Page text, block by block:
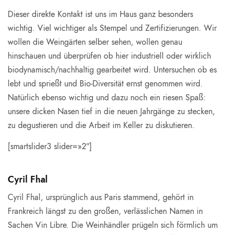
Dieser direkte Kontakt ist uns im Haus ganz besonders
wichtig. Viel wichtiger als Stempel und Zertifizierungen. Wir
wollen die Weingärten selber sehen, wollen genau
hinschauen und überprüfen ob hier industriell oder wirklich
biodynamisch/nachhaltig gearbeitet wird. Untersuchen ob es
lebt und sprießt und Bio-Diversität ernst genommen wird.
Natürlich ebenso wichtig und dazu noch ein riesen Spaß:
unsere dicken Nasen tief in die neuen Jahrgänge zu stecken,
zu degustieren und die Arbeit im Keller zu diskutieren.
[smartslider3 slider=»2″]
Cyril Fhal
Cyril Fhal, ursprünglich aus Paris stammend, gehört in
Frankreich längst zu den großen, verlässlichen Namen in
Sachen Vin Libre. Die Weinhändler prügeln sich förmlich um